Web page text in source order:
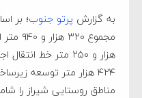
به گزارش پرتو جنوب؛ بر
هزار و ۲۵۰ متر خط
۴۲۴ هزار متر توسعه
مناطق روستایی شیراز را